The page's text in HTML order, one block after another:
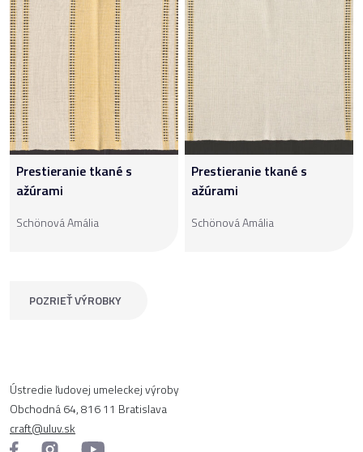
Prestieranie tkané s
ažúrami
Schönová Amália
Prestieranie tkané s
ažúrami
Schönová Amália
POZRIEŤ VÝROBKY
Ústredie ľudovej umeleckej výroby
Obchodná 64, 816 11 Bratislava
craft@uluv.sk